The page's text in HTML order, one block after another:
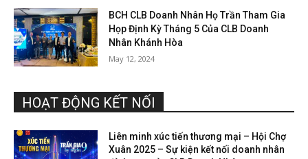
BCH CLB Doanh Nhân Họ Trần Tham Gia
Họp Định Kỳ Tháng 5 Của CLB Doanh
Nhân Khánh Hòa
May 12, 2024
HOẠT ĐỘNG KẾT NỐI
Liên minh xúc tiến thương mại – Hội Chợ
Xuân 2025 – Sự kiện kết nối doanh nhân